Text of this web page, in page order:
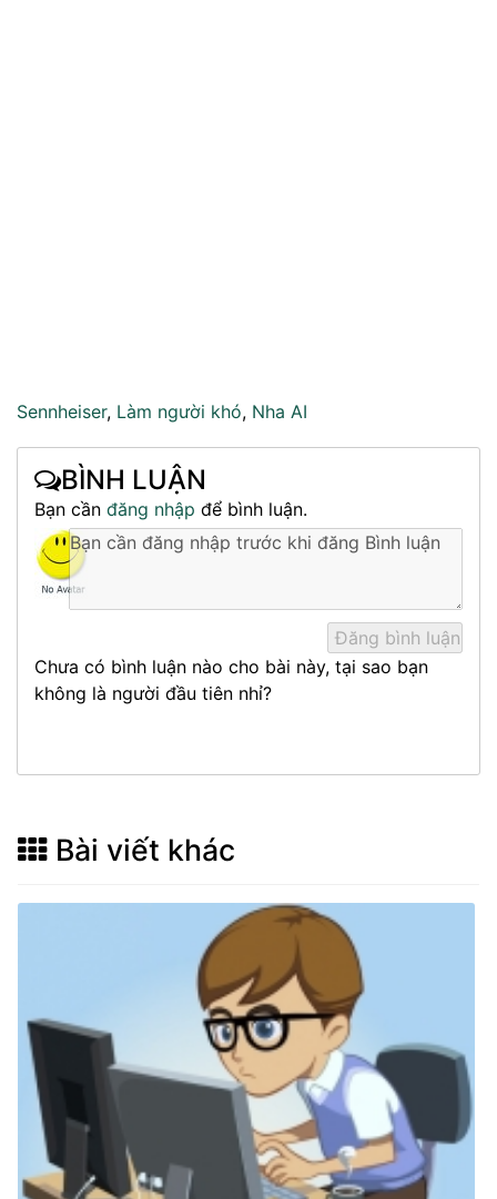
Sennheiser, Làm người khó, Nha AI
BÌNH LUẬN
Bạn cần đăng nhập để bình luận.
Chưa có bình luận nào cho bài này, tại sao bạn
không là người đầu tiên nhỉ?
Bài viết khác